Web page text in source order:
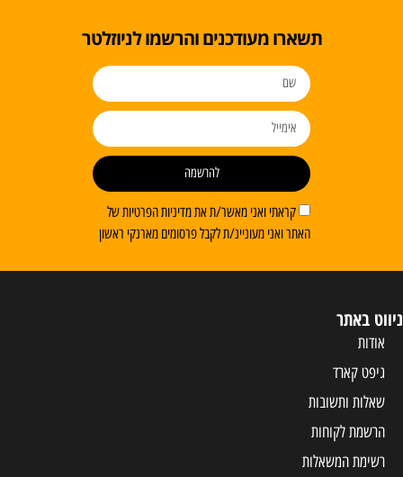
תשארו מעודכנים והרשמו לניוזלטר
קראתי ואני מאשר/ת את מדיניות הפרטיות של
האתר ואני מעוניינ/ת לקבל פרסומים מארנקי ראשון
להרשמה
ניווט באתר
אודות
גיפט קארד
שאלות ותשובות
הרשמת לקוחות
רשימת המשאלות